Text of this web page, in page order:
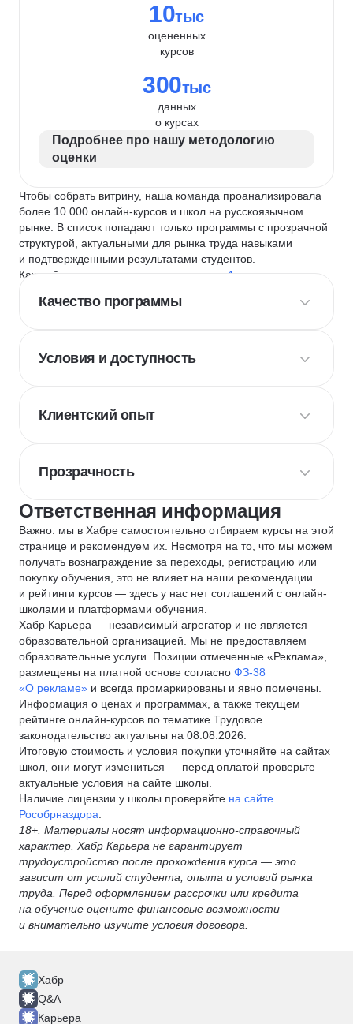
10тыс
оцененных
курсов
300тыс
данных
о курсах
Подробнее про нашу методологию
оценки
Чтобы собрать витрину, наша команда проанализировала
более 10 000 онлайн-курсов и школ на русскоязычном
рынке. В список попадают только программы с прозрачной
структурой, актуальными для рынка труда навыками
и подтвержденными результатами студентов.
Каждый курс и школу мы оцениваем по
4 критериям
Качество программы
Условия и доступность
Клиентский опыт
Прозрачность
Ответственная информация
Важно: мы в Хабре самостоятельно отбираем курсы на этой
странице и рекомендуем их. Несмотря на то, что мы можем
получать вознаграждение за переходы, регистрацию или
покупку обучения, это не влияет на наши рекомендации
и рейтинги курсов — здесь у нас нет соглашений с онлайн-
школами и платформами обучения.
Хабр Карьера — независимый агрегатор и не является
образовательной организацией. Мы не предоставляем
образовательные услуги. Позиции отмеченные «Реклама»,
размещены на платной основе согласно ФЗ-38
«О рекламе» и всегда промаркированы и явно помечены.
Информация о ценах и программах, а также текущем
рейтинге онлайн-курсов по тематике Трудовое
законодательство актуальны на 08.08.2026.
Итоговую стоимость и условия покупки уточняйте на сайтах
школ, они могут измениться — перед оплатой проверьте
актуальные условия на сайте школы.
Наличие лицензии у школы проверяйте на сайте
Рособрназдора
18+. Материалы носят информационно-справочный
характер. Хабр Карьера не гарантирует
трудоустройство после прохождения курса — это
зависит от усилий студента, опыта и условий рынка
труда. Перед оформлением рассрочки или кредита
на обучение оцените финансовые возможности
и внимательно изучите условия договора.
Хабр
Q&A
Карьера